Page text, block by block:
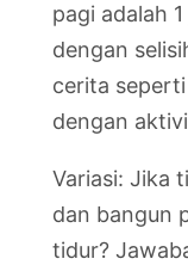
pagi adalah
dengan
cerita
dengan
Variasi: Jika
dan bangun
tidur?